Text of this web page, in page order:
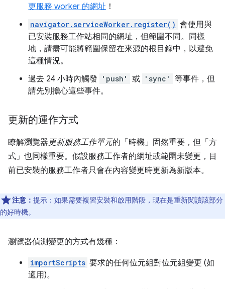
更服務 worker 的網址 ！
navigator.serviceWorker.register() 會使用與
已安裝服務工作站相同的網址，但範圍不同。同樣
地，請盡可能將範圍保留在來源的根目錄中，以避免
這種情況。
過去 24 小時內觸發
'push' 或 'sync'
等事件，但
請先別擔心這些事件。
更新的運作方式
瞭解瀏覽器更新服務工作單元的「時機」固然重要，但「方
式」也同樣重要。假設服務工作者的網址或範圍未變更，目
前已安裝的服務工作者只會在內容變更時更新為新版本。
注意： 提示：如果需要複習安裝和啟用階段，現在是重新閱讀該部分
的好時機。
瀏覽器偵測變更的方式有幾種：
importScripts 要求的任何位元組對位元組變更 (如
適用)。